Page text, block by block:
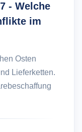
- Welche
im
Osten
Lieferketten.